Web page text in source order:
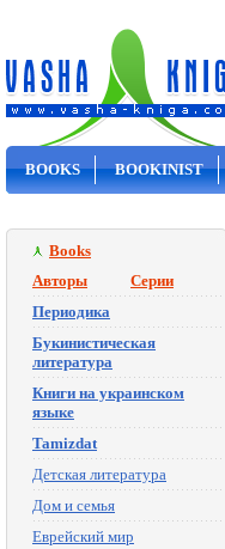
BOOKS BOOKINIST
Books
Авторы
Серии
Периодика
Букинистическая
литература
Книги на украинском
языке
Tamizdat
Детская литература
Дом и семья
Еврейский мир